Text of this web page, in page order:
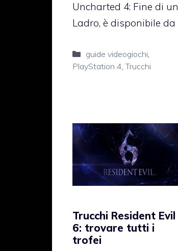
Uncharted 4: Fine di un
Ladro, è disponibile da
Categorie
guide videogiochi
PlayStation 4 ,Trucchi
Trucchi Resident Evil
6: trovare tutti i
trofei